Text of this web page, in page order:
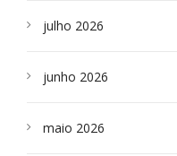
julho 2026
junho 2026
maio 2026